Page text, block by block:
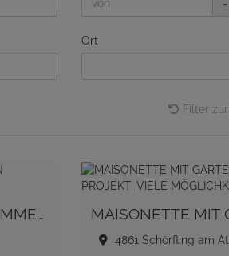
-
Ort
Filter
WOHNUNG MIT BALKON - 3 ZIMMER, EIN PROJEKT, VIELE MÖGLICHKEITEN
4861 Schörfling am